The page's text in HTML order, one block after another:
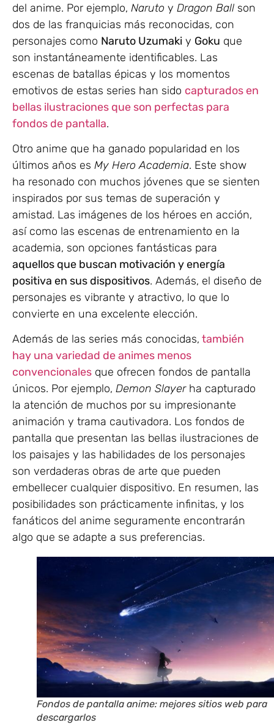
del anime. Por ejemplo, Naruto y Dragon Ball son
dos de las franquicias más reconocidas, con
personajes como Naruto Uzumaki y Goku que
son instantáneamente identificables. Las
escenas de batallas épicas y los momentos
emotivos de estas series han sido capturados en
bellas ilustraciones que son perfectas para
fondos de pantalla.
Otro anime que ha ganado popularidad en los
últimos años es My Hero Academia. Este show
ha resonado con muchos jóvenes que se sienten
inspirados por sus temas de superación y
amistad. Las imágenes de los héroes en acción,
así como las escenas de entrenamiento en la
academia, son opciones fantásticas para
aquellos que buscan motivación y energía
positiva en sus dispositivos. Además, el diseño de
personajes es vibrante y atractivo, lo que lo
convierte en una excelente elección.
Además de las series más conocidas, también
hay una variedad de animes menos
convencionales que ofrecen fondos de pantalla
únicos. Por ejemplo, Demon Slayerha capturado
la atención de muchos por su impresionante
animación y trama cautivadora. Los fondos de
pantalla que presentan las bellas ilustraciones de
los paisajes y las habilidades de los personajes
son verdaderas obras de arte que pueden
embellecer cualquier dispositivo. En resumen, las
posibilidades son prácticamente infinitas, y los
fanáticos del anime seguramente encontrarán
algo que se adapte a sus preferencias.
Fondos de pantalla anime: mejores sitios web para
descargarlos